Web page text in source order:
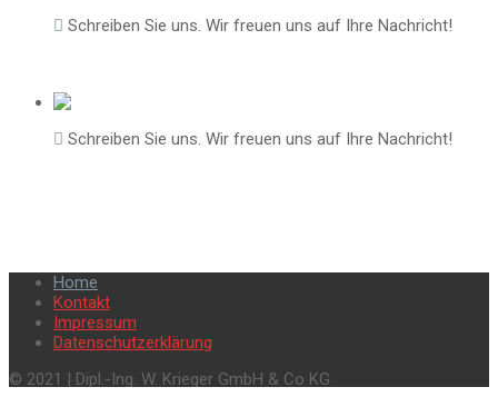
Schreiben Sie uns. Wir freuen uns auf Ihre Nachricht!
Schreiben Sie uns. Wir freuen uns auf Ihre Nachricht!
Home
Kontakt
Impressum
Datenschutzerklärung
© 2021 | Dipl.-Ing. W. Krieger GmbH & Co KG